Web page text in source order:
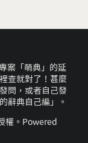
案「萌典」的延
查就對了！甚麼
問，或者自己發
辭典自己編」。
權。Powered